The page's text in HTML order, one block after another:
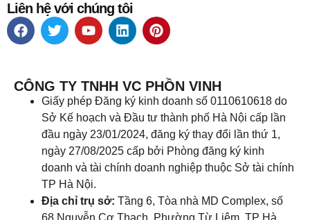
Liên hệ với chúng tôi
CÔNG TY TNHH VC PHỒN VINH
Giấy phép Đăng ký kinh doanh số 0110610618 do
Sở Kế hoạch và Đầu tư thành phố Hà Nội cấp lần
đầu ngày 23/01/2024, đăng ký thay đổi lần thứ 1,
ngày 27/08/2025 cấp bởi Phòng đăng ký kinh
doanh và tài chính doanh nghiệp thuộc Sở tài chính
TP Hà Nội.
Địa chỉ trụ sở: Tầng 6, Tòa nhà MD Complex, số